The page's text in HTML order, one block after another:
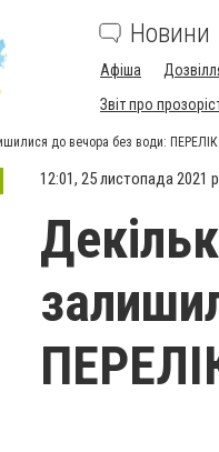
Новини
Афіша
Звіт про
до вечора без води: ПЕРЕЛІК
12:01, 25 листопада 2021 р.